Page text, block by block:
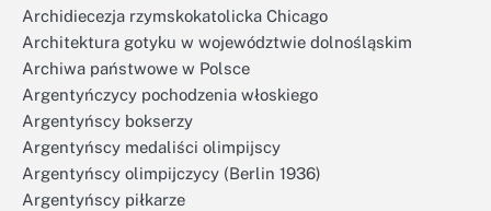
Archidiecezja rzymskokatolicka Chicago
Architektura gotyku w województwie dolnośląskim
Archiwa państwowe w Polsce
Argentyńczycy pochodzenia włoskiego
Argentyńscy bokserzy
Argentyńscy medaliści olimpijscy
Argentyńscy olimpijczycy (Berlin 1936)
Argentyńscy piłkarze